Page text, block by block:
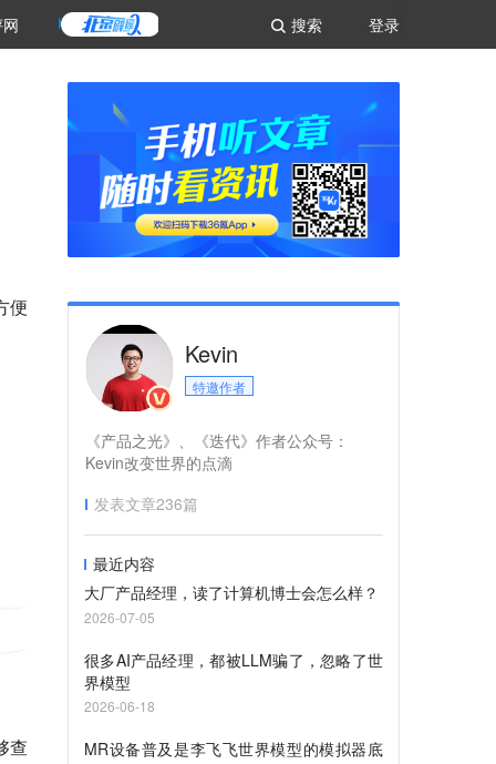
登录
搜索
便
查
Kevin
特邀作者
《产品之光》、《迭代》作者公众号：
Kevin改变世界的点滴
发表文章236篇
最近内容
大厂产品经理，读了计算机博士会怎么样？
2026-07-05
很多AI产品经理，都被LLM骗了，忽略了世
界模型
2026-06-18
MR设备普及是李飞飞世界模型的模拟器底